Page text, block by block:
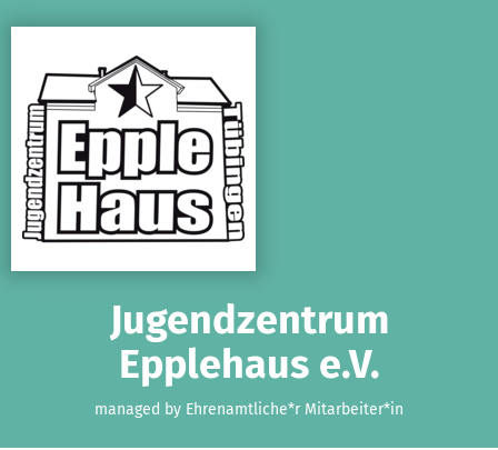
Jugendzentrum
Epplehaus e.V.
managed by Ehrenamtliche*r Mitarbeiter*in